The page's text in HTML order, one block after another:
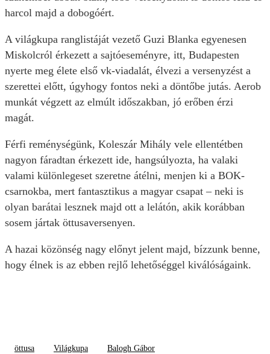
harcol majd a dobogóért.
A világkupa ranglistáját vezető Guzi Blanka egyenesen
Miskolcról érkezett a sajtóeseményre, itt, Budapesten
nyerte meg élete első vk-viadalát, élvezi a versenyzést a
szerettei előtt, úgyhogy fontos neki a döntőbe jutás. Aerob
munkát végzett az elmúlt időszakban, jó erőben érzi
magát.
Férfi reménységünk, Koleszár Mihály vele ellentétben
nagyon fáradtan érkezett ide, hangsúlyozta, ha valaki
valami különlegeset szeretne átélni, menjen ki a BOK-
csarnokba, mert fantasztikus a magyar csapat – neki is
olyan barátai lesznek majd ott a lelátón, akik korábban
sosem jártak öttusaversenyen.
A hazai közönség nagy előnyt jelent majd, bízzunk benne,
hogy élnek is az ebben rejlő lehetőséggel kiválóságaink.
öttusa Világkupa Balogh Gábor